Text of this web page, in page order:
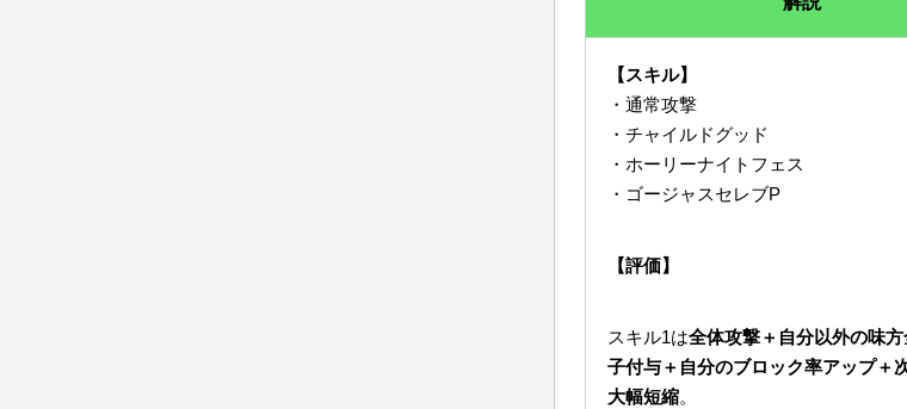
【スキル】
・通常攻撃
・チャイルドグッド
・ホーリーナイトフェス
・ゴージャスセレブP
【評価】
スキル1は全体攻撃＋自分以外の味
子付与＋自分のブロック率アップ＋
大幅短縮。